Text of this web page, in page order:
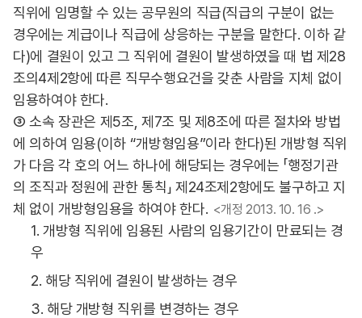
직위에 임명할 수 있는 공무원의 직급(직급의 구분이 없는
경우에는 계급이나 직급에 상응하는 구분을 말한다. 이하 같
다)에 결원이 있고 그 직위에 결원이 발생하였을 때 법 제28
조의4제2항에 따른 직무수행요건을 갖춘 사람을 지체 없이
임용하여야 한다.
③ 소속 장관은 제5조, 제7조 및 제8조에 따른 절차와 방법
에 의하여 임용(이하 “개방형임용”이라 한다)된 개방형 직위
가 다음 각 호의 어느 하나에 해당되는 경우에는 「행정기관
의 조직과 정원에 관한 통칙」 제24조제2항에도 불구하고 지
체 없이 개방형임용을 하여야 한다. <개정 2013. 10. 16 .>
1. 개방형 직위에 임용된 사람의 임용기간이 만료되는 경
우
2. 해당 직위에 결원이 발생하는 경우
3. 해당 개방형 직위를 변경하는 경우